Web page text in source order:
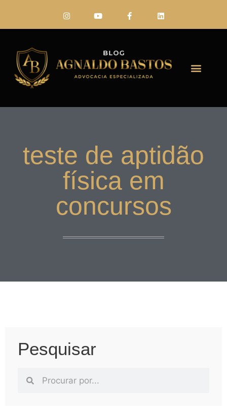
teste de aptidão
física em
concursos
Pesquisar